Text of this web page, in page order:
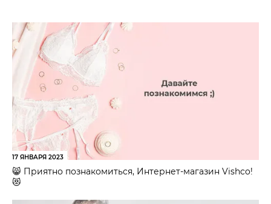
17 ЯНВАРЯ 2023
😸 Приятно познакомиться, Интернет-магазин Vishco!
😻